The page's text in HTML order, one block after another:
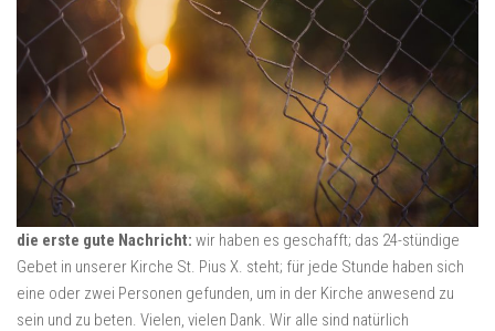
die erste gute Nachricht: wir haben es geschafft; das 24-stündige
Gebet in unserer Kirche St. Pius X. steht; für jede Stunde haben sich
eine oder zwei Personen gefunden, um in der Kirche anwesend zu
sein und zu beten. Vielen, vielen Dank. Wir alle sind natürlich